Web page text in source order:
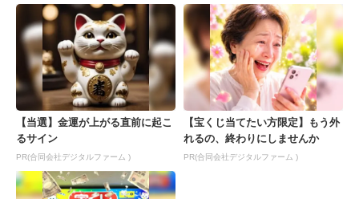
【当選】金運が上がる直前に起こ
るサイン
PR(合同会社デジタルファーム )
【宝くじ当てたい方限定】もう外
れるの、終わりにしませんか
PR(合同会社デジタルファーム )